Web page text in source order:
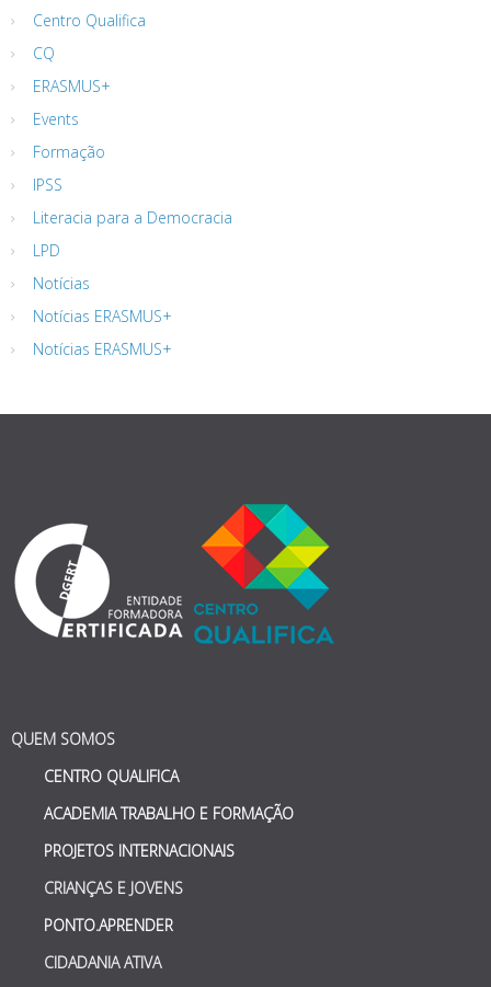
Centro Qualifica
CQ
ERASMUS+
Events
Formação
IPSS
Literacia para a Democracia
LPD
Notícias
Notícias ERASMUS+
Notícias ERASMUS+
QUEM SOMOS
CENTRO QUALIFICA
ACADEMIA TRABALHO E FORMAÇÃO
PROJETOS INTERNACIONAIS
CRIANÇAS E JOVENS
PONTO.APRENDER
CIDADANIA ATIVA